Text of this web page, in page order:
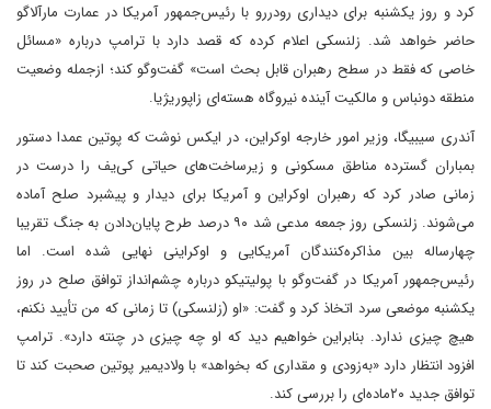
کرد و روز یکشنبه برای دیداری رودررو با رئیس‌جمهور آمریکا در عمارت مارآلاگو
حاضر خواهد شد. زلنسکی اعلام کرده که قصد دارد با ترامپ درباره «مسائل
خاصی که فقط در سطح رهبران قابل بحث است» گفت‌وگو کند؛ ازجمله وضعیت
منطقه دونباس و مالکیت آینده نیروگاه هسته‌ای زاپوریژیا.
آندری سیبیگا، وزیر امور خارجه اوکراین، در ایکس نوشت که پوتین عمدا دستور
بمباران گسترده مناطق مسکونی و زیرساخت‌های حیاتی کی‌یف را درست در
زمانی صادر کرد که رهبران اوکراین و آمریکا برای دیدار و پیشبرد صلح آماده
می‌شوند. زلنسکی روز جمعه مدعی شد ۹۰ درصد طرح پایان‌دادن به جنگ تقریبا
چهارساله بین مذاکره‌کنندگان آمریکایی و اوکراینی نهایی شده است. اما
رئیس‌جمهور آمریکا در گفت‌وگو با پولیتیکو درباره چشم‌انداز توافق صلح در روز
یکشنبه موضعی سرد اتخاذ کرد و گفت: «او (زلنسکی) تا زمانی که من تأیید نکنم،
هیچ چیزی ندارد. بنابراین خواهیم دید که او چه چیزی در چنته دارد». ترامپ
افزود انتظار دارد «به‌زودی و مقداری که بخواهد» با ولادیمیر پوتین صحبت کند تا
توافق جدید ۲۰ماده‌ای را بررسی کند.